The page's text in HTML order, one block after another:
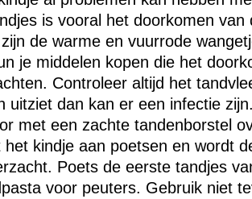
is vooral het doorkomen van
de warme en vuurrode
je middelen kopen die het
Controleer altijd het
uitziet dan kan er een infectie
met een zachte tandenborstel
het kindje aan poetsen en wordt
Poets de eerste tandjes
voor peuters. Gebruik niet